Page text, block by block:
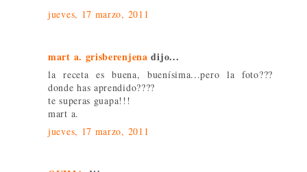
jueves, 17 marzo, 2011
mart a. grisberenjena dijo...
la receta es buena, buenísima...pero la foto???
donde has aprendido????
te superas guapa!!!
mart a.
jueves, 17 marzo, 2011